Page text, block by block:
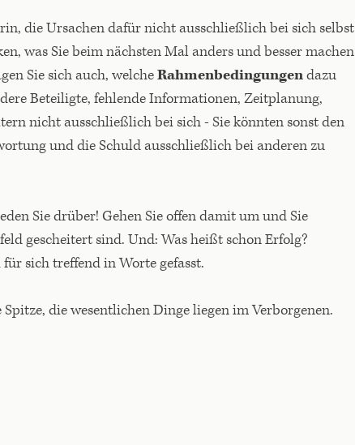
die Ursachen dafür nicht ausschließlich bei sich selbst
was Sie beim nächsten Mal anders und besser machen
Sie sich auch, welcheRahmenbedingungendazu
Beteiligte, fehlende Informationen, Zeitplanung,
nicht ausschließlich bei sich - Sie könnten sonst den
und die Schuld ausschließlich bei anderen zu
Sie drüber! Gehen Sie offen damit um und Sie
gescheitert sind. Und: Was heißt schon Erfolg?
sich treffend in Worte gefasst.
die wesentlichen Dinge liegen im Verborgenen.